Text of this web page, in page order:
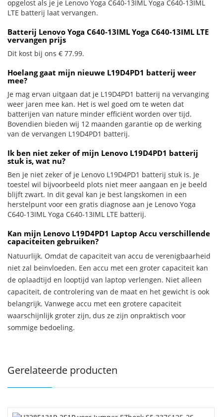
opgelost als je je Lenovo Yoga C640-13IML Yoga C640-13IML
LTE batterij laat vervangen.
Batterij Lenovo Yoga C640-13IML Yoga C640-13IML LTE
vervangen prijs
Dit kost bij ons € 77.99.
Hoelang gaat mijn nieuwe L19D4PD1 batterij weer
mee?
Je mag ervan uitgaan dat je L19D4PD1 batterij na vervanging
weer jaren mee kan. Het is wel goed om te weten dat
batterijen van nature minder efficiënt worden over tijd.
Bovendien bieden wij 12 maanden garantie op de werking
van de vervangen L19D4PD1 batterij.
Ik ben niet zeker of mijn Lenovo L19D4PD1 batterij
stuk is, wat nu?
Ben je niet zeker of je Lenovo L19D4PD1 batterij stuk is. Je
toestel wil bijvoorbeeld plots niet meer aangaan en je beeld
blijft zwart. In dit geval kan je best langskomen in een
herstelpunt voor een gratis diagnose aan je Lenovo Yoga
C640-13IML Yoga C640-13IML LTE batterij.
Kan mijn Lenovo L19D4PD1 Laptop Accu verschillende
capaciteiten gebruiken?
Natuurlijk. Omdat de capaciteit van accu de verenigbaarheid
niet zal beïnvloeden. Een accu met een groter capaciteit kan
de oplaadtijd en looptijd van laptop verlengen. Niet alleen
capaciteit, de controlering van de maat en het gewicht is ook
belangrijk. Vanwege accu met een grotere capaciteit
waarschijnlijk groter zijn, dus ze zijn onpraktisch voor
sommige bedoeling.
Gerelateerde producten